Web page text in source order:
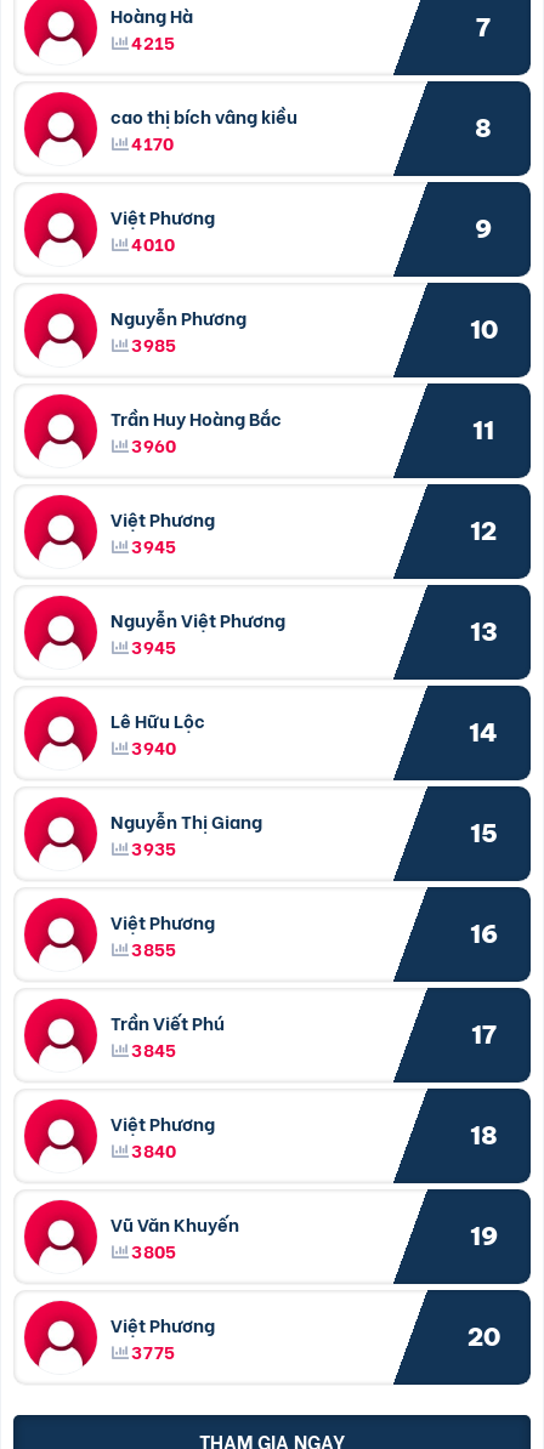
Hoàng Hà
4215
7
cao thị bích vâng kiều
4170
8
Việt Phương
4010
9
Nguyễn Phương
3985
10
Trần Huy Hoàng Bắc
3960
11
Việt Phương
3945
12
Nguyễn Việt Phương
3945
13
Lê Hữu Lộc
3940
14
Nguyễn Thị Giang
3935
15
Việt Phương
3855
16
Trần Viết Phú
3845
17
Việt Phương
3840
18
Vũ Văn Khuyến
3805
19
Việt Phương
3775
20
THAM GIA NGAY